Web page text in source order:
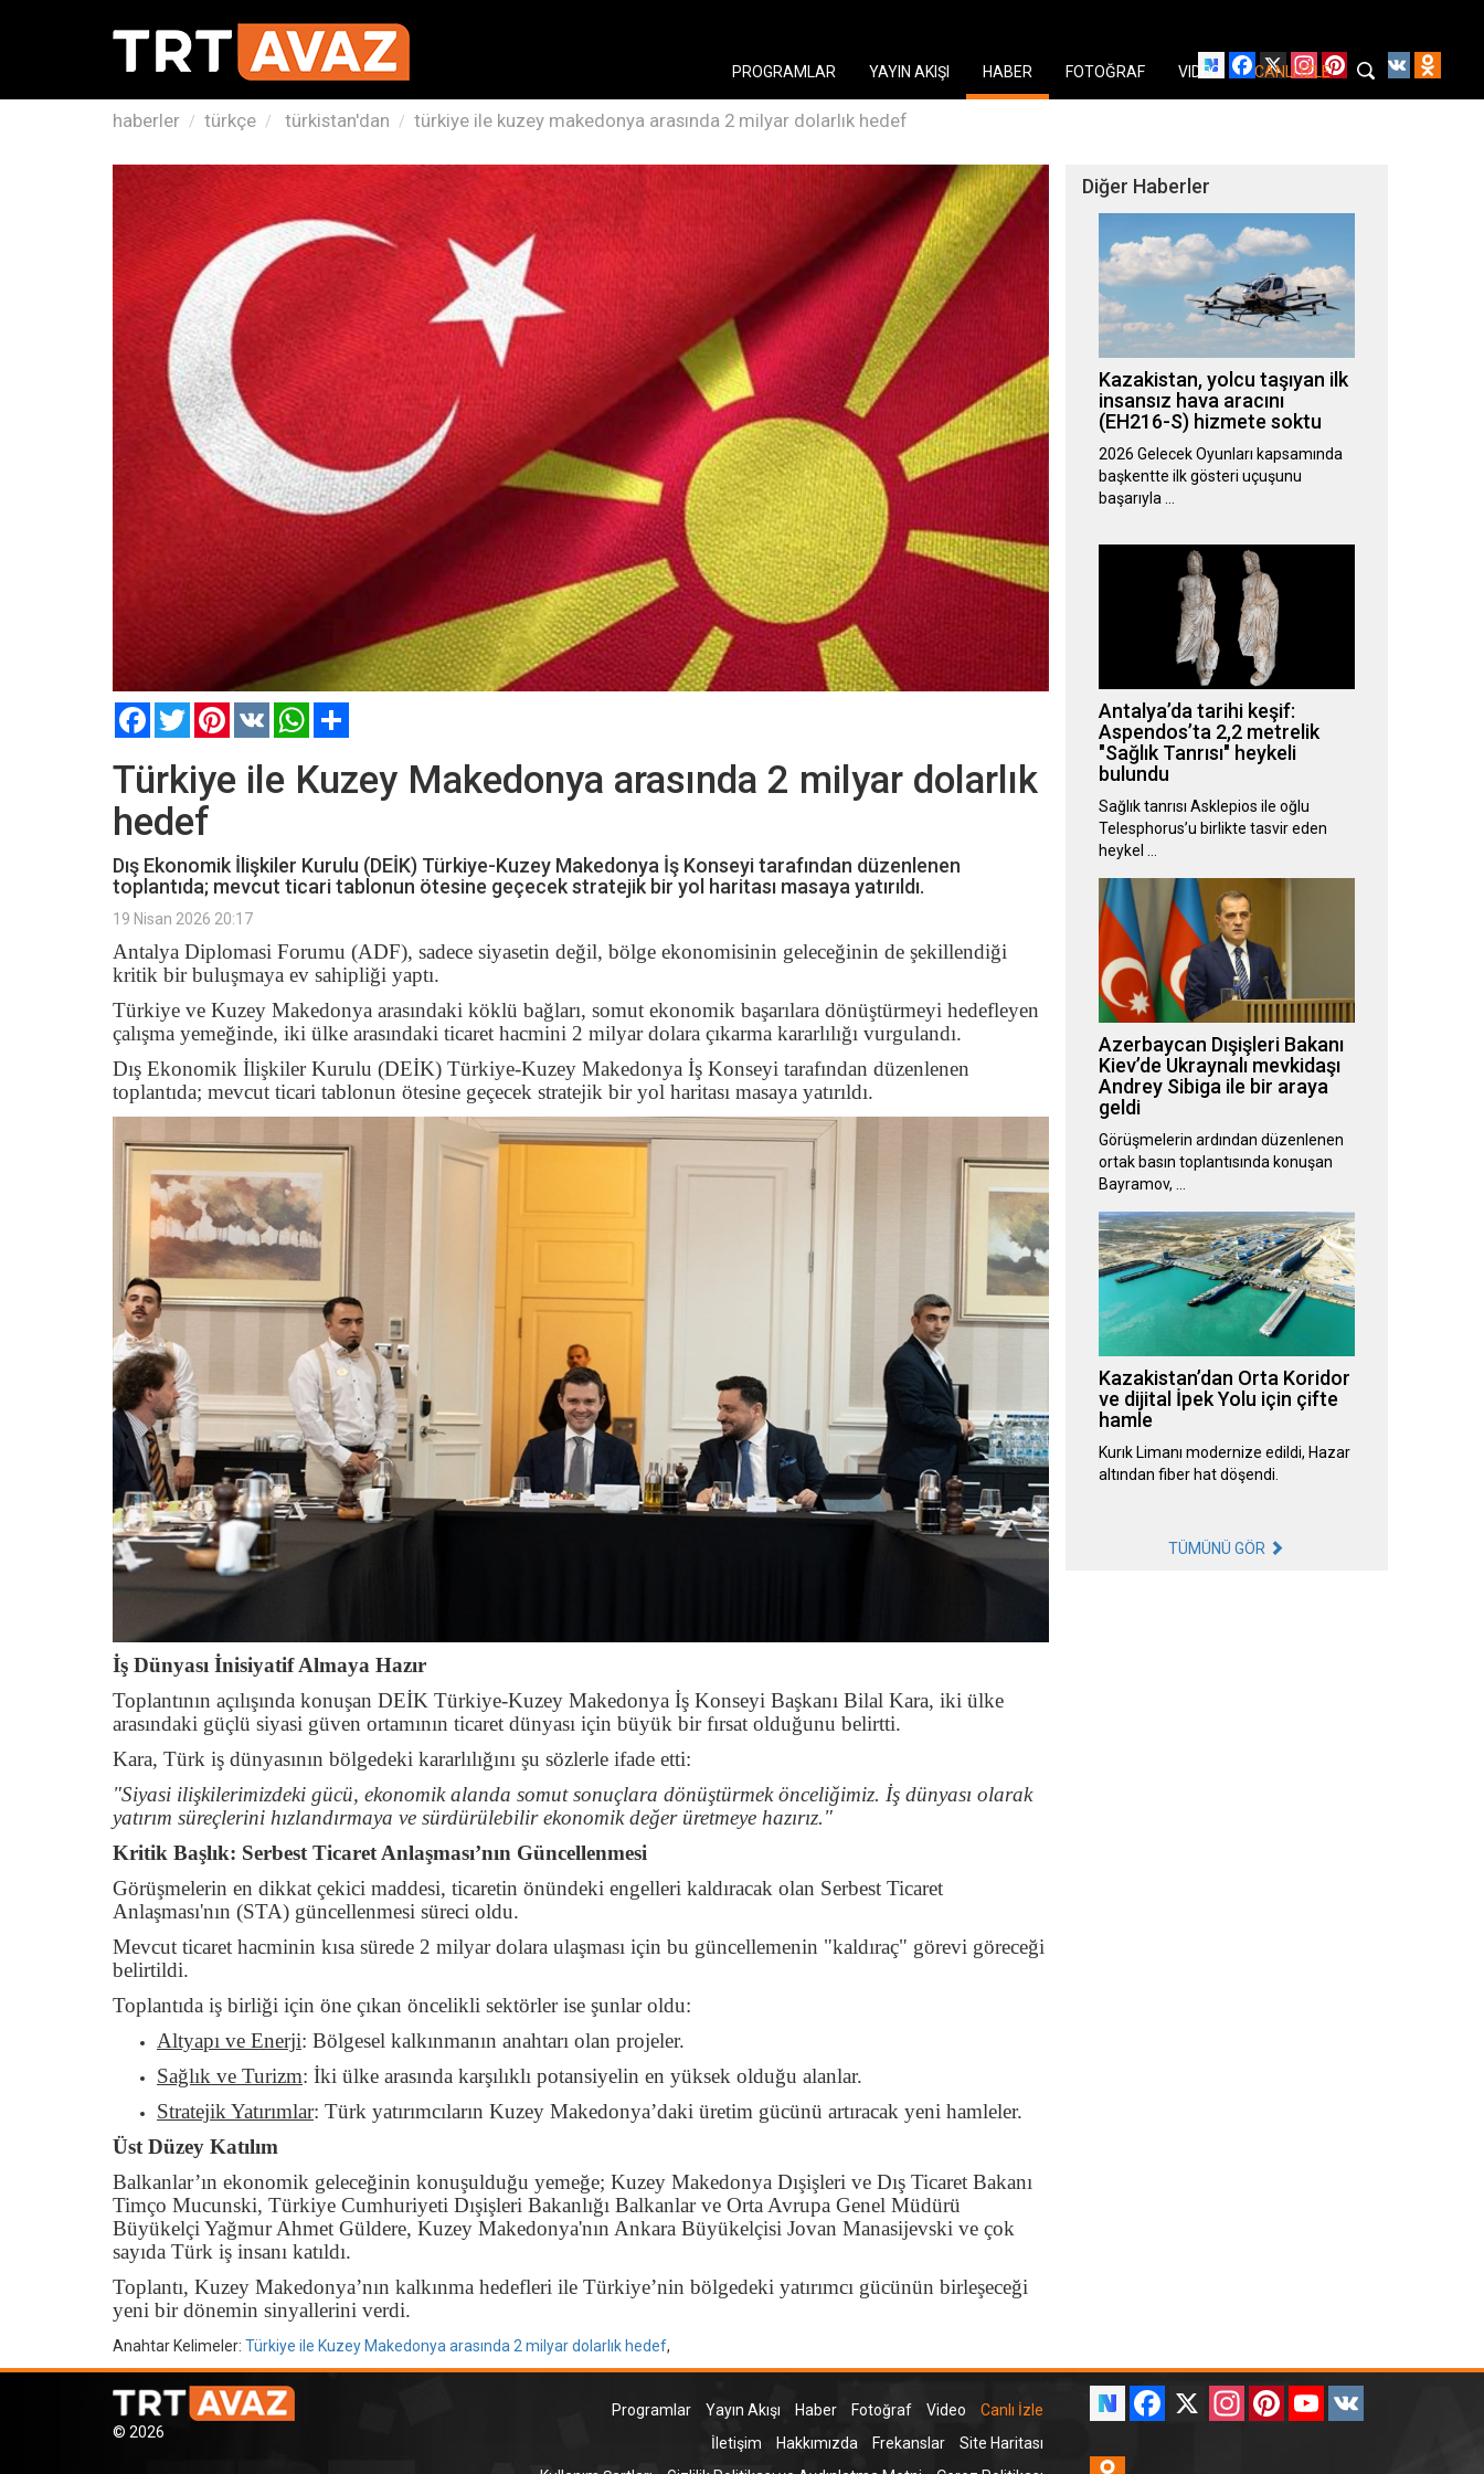
Facebook
X Instagram
PinterestYouTube
VK
PROGRAMLAR YAYIN AKIŞI HABER FOTOĞRAF VIDEO CANLI İZLE
haberler türkçe türkistan'dan türkiye ile kuzey makedonya arasında 2 milyar dolarlık hedef
FacebookTwitterPinterest
VK WhatsApp
Türkiye ile Kuzey Makedonya arasında 2 milyar dolarlık
hedef
Dış Ekonomik İlişkiler Kurulu (DEİK) Türkiye-Kuzey Makedonya İş Konseyi tarafından düzenlenen
toplantıda; mevcut ticari tablonun ötesine geçecek stratejik bir yol haritası masaya yatırıldı.
19 Nisan 2026 20:17
Antalya Diplomasi Forumu (ADF), sadece siyasetin değil, bölge ekonomisinin geleceğinin de şekillendiği
kritik bir buluşmaya ev sahipliği yaptı.
Türkiye ve Kuzey Makedonya arasındaki köklü bağları, somut ekonomik başarılara dönüştürmeyi hedefleyen
çalışma yemeğinde, iki ülke arasındaki ticaret hacmini 2 milyar dolara çıkarma kararlılığı vurgulandı.
Dış Ekonomik İlişkiler Kurulu (DEİK) Türkiye-Kuzey Makedonya İş Konseyi tarafından düzenlenen
toplantıda; mevcut ticari tablonun ötesine geçecek stratejik bir yol haritası masaya yatırıldı.
İş Dünyası İnisiyatif Almaya Hazır
Toplantının açılışında konuşan DEİK Türkiye-Kuzey Makedonya İş Konseyi Başkanı Bilal Kara, iki ülke
arasındaki güçlü siyasi güven ortamının ticaret dünyası için büyük bir fırsat olduğunu belirtti.
Kara, Türk iş dünyasının bölgedeki kararlılığını şu sözlerle ifade etti:
"Siyasi ilişkilerimizdeki gücü, ekonomik alanda somut sonuçlara dönüştürmek önceliğimiz. İş dünyası olarak
yatırım süreçlerini hızlandırmaya ve sürdürülebilir ekonomik değer üretmeye hazırız."
Kritik Başlık: Serbest Ticaret Anlaşması’nın Güncellenmesi
Görüşmelerin en dikkat çekici maddesi, ticaretin önündeki engelleri kaldıracak olan Serbest Ticaret
Anlaşması'nın (STA) güncellenmesi süreci oldu.
Mevcut ticaret hacminin kısa sürede 2 milyar dolara ulaşması için bu güncellemenin "kaldıraç" görevi göreceği
belirtildi.
Toplantıda iş birliği için öne çıkan öncelikli sektörler ise şunlar oldu:
Altyapı ve Enerji: Bölgesel kalkınmanın anahtarı olan projeler.
Sağlık ve Turizm: İki ülke arasında karşılıklı potansiyelin en yüksek olduğu alanlar.
Stratejik Yatırımlar: Türk yatırımcıların Kuzey Makedonya’daki üretim gücünü artıracak yeni hamleler.
Üst Düzey Katılım
Balkanlar’ın ekonomik geleceğinin konuşulduğu yemeğe; Kuzey Makedonya Dışişleri ve Dış Ticaret Bakanı
Timço Mucunski, Türkiye Cumhuriyeti Dışişleri Bakanlığı Balkanlar ve Orta Avrupa Genel Müdürü
Büyükelçi Yağmur Ahmet Güldere, Kuzey Makedonya'nın Ankara Büyükelçisi Jovan Manasijevski ve çok
sayıda Türk iş insanı katıldı.
Toplantı, Kuzey Makedonya’nın kalkınma hedefleri ile Türkiye’nin bölgedeki yatırımcı gücünün birleşeceği
yeni bir dönemin sinyallerini verdi.
Anahtar Kelimeler: Türkiye ile Kuzey Makedonya arasında 2 milyar dolarlık hedef,
Diğer Haberler
Kazakistan, yolcu taşıyan ilk
insansız hava aracını
(EH216-S) hizmete soktu
2026 Gelecek Oyunları kapsamında
başkentte ilk gösteri uçuşunu
başarıyla …
Antalya’da tarihi keşif:
Aspendos’ta 2,2 metrelik
"Sağlık Tanrısı" heykeli
bulundu
Sağlık tanrısı Asklepios ile oğlu
Telesphorus’u birlikte tasvir eden
heykel …
Azerbaycan Dışişleri Bakanı
Kiev’de Ukraynalı mevkidaşı
Andrey Sibiga ile bir araya
geldi
Görüşmelerin ardından düzenlenen
ortak basın toplantısında konuşan
Bayramov, …
Kazakistan’dan Orta Koridor
ve dijital İpek Yolu için çifte
hamle
Kurık Limanı modernize edildi, Hazar
altından fiber hat döşendi.
TÜMÜNÜ GÖR
© 2026
Programlar Yayın Akışı Haber Fotoğraf Video
Canlı İzle
İletişim
Hakkımızda Frekanslar
Site Haritası
Facebook
X InstagramPinterestYouTube